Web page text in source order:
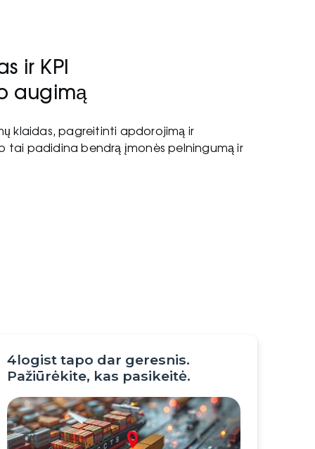
ir KPI
augimą
klaidas, pagreitinti apdorojimą ir
tai padidina bendrą įmonės pelningumą ir
4logist tapo dar geresnis.
Pažiūrėkite, kas pasikeitė.